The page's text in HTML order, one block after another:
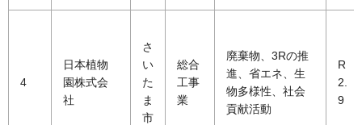
4
日本植物
園株式会
社
さ
い
た
ま
市
総合
工事
業
廃棄物、3Rの推
進、省エネ、生
物多様性、社会
貢献活動
R
2.
9